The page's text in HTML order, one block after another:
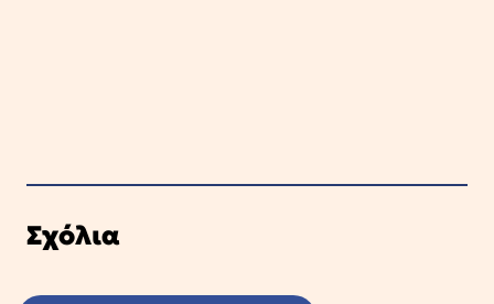
Σχόλια